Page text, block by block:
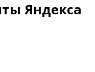
Яндекса